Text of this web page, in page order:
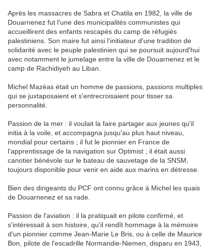
Après les massacres de Sabra et Chatila en 1982, la ville de
Douarnenez fut l'une des municipalités communistes qui
accueillirent des enfants rescapés du camp de réfugiés
palestiniens. Son maire fut ainsi l'initiateur d'une tradition de
solidarité avec le peuple palestinien qui se poursuit aujourd'hui
avec notamment le jumelage entre la ville de Douarnenez et le
camp de Rachidiyeh au Liban.
Michel Mazéas était un homme de passions, passions multiples
qui se juxtaposaient et s'entrecroisaient pour tisser sa
personnalité.
Passion de la mer : il voulait la faire partager aux jeunes qu'il
initia à la voile, et accompagna jusqu'au plus haut niveau,
mondial pour certains ; il fut le pionnier en France de
l'apprentissage de la navigation sur Optimist ; il était aussi
canotier bénévole sur le bateau de sauvetage de la SNSM,
toujours disponible pour venir en aide aux marins en détresse.
Bien des dirigeants du PCF ont connu grâce à Michel les quais
de Douarnenez et sa rade.
Passion de l'aviation : il la pratiquait en pilote confirmé, et
s'intéressait à son histoire, qu'il rendît hommage à la mémoire
d'un pionnier comme Jean-Marie Le Bris, ou à celle de Maurice
Bon, pilote de l'escadrille Normandie-Niemen, disparu en 1943,